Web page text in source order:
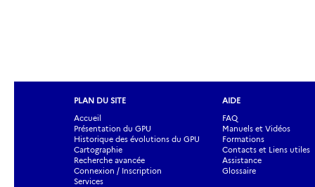
PLAN DU SITE
Accueil
Présentation du GPU
Historique des évolutions du GPU
Cartographie
Recherche avancée
Connexion / Inscription
Services
AIDE
FAQ
Manuels et Vidéos
Formations
Contacts et Liens utiles
Assistance
Glossaire